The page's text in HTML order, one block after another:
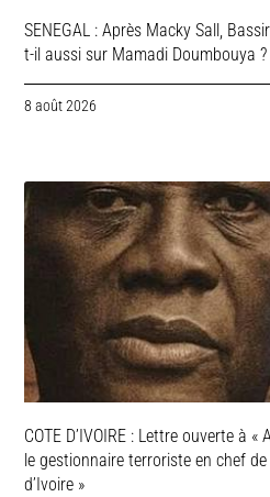
SENEGAL : Après Macky Sall,
t-il aussi sur Mamadi Doumbouya ?
8 août 2026
COTE D’IVOIRE : Lettre ouverte à
le gestionnaire terroriste en chef
d’Ivoire »